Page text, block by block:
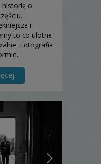
historię o
i
to co ulotne
Fotografia
o szczegóły.